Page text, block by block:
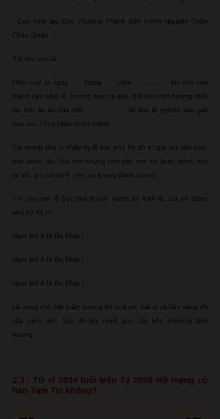
- Con kính lạy Đức Thượng Thanh Bản mệnh Nguyên Thần
Châu Quân
Tín chủ con là: .................................
Hôm nay là ngày ..... tháng ..... năm ................. tín chủ con
thành tâm sắm lễ, hương hoa trà quả, đốt nén tâm hương thiết
lập linh án tại (địa chỉ) …………..…. để làm lễ nghinh sao giải
hạn sao Thủy Diệu chiếu mệnh.
Cúi mong chư vị chấp kỳ lễ bạc phù hộ độ trì giải trừ vận hạn,
ban phúc, lộc, thọ cho chúng con gặp mọi sự lành, tránh mọi
sự dữ, gia nội bình yên, an khang thịnh vượng.
Tín chủ con lễ bạc tâm thành, trước án kính lễ, cúi xin được
phù hộ độ trì.
Nam Mô A Di Đà Phật !
Nam Mô A Di Đà Phật !
Nam Mô A Di Đà Phật !
Lễ xong chờ hết tuần hương thì hoá sớ, bài vị và tiền vàng rồi
vẩy rượu lên. Sau đó lấy muối gạo rắc bốn phương tám
hướng.
2.3 - Tử vi 2034 tuổi Mậu Tý 2008 Nữ mạng có
hạn Tam Tai không?